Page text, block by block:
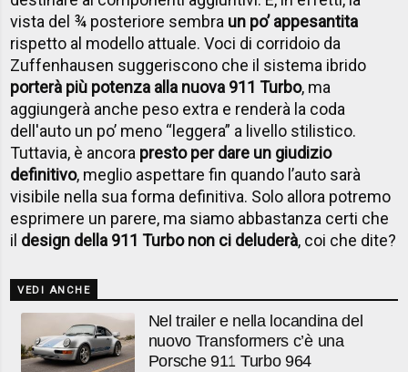
vista del ¾ posteriore sembra un po’ appesantita
rispetto al modello attuale. Voci di corridoio da
Zuffenhausen suggeriscono che il sistema ibrido
porterà più potenza alla nuova 911 Turbo, ma
aggiungerà anche peso extra e renderà la coda
dell'auto un po’ meno “leggera” a livello stilistico.
Tuttavia, è ancora presto per dare un giudizio
definitivo, meglio aspettare fin quando l’auto sarà
visibile nella sua forma definitiva. Solo allora potremo
esprimere un parere, ma siamo abbastanza certi che
il design della 911 Turbo non ci deluderà, coi che dite?
VEDI ANCHE
Nel trailer e nella locandina del
nuovo Transformers c’è una
Porsche 911 Turbo 964